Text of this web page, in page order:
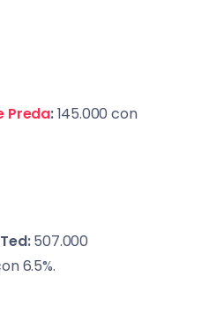
Preda:145.000 con
507.000
6.5%.